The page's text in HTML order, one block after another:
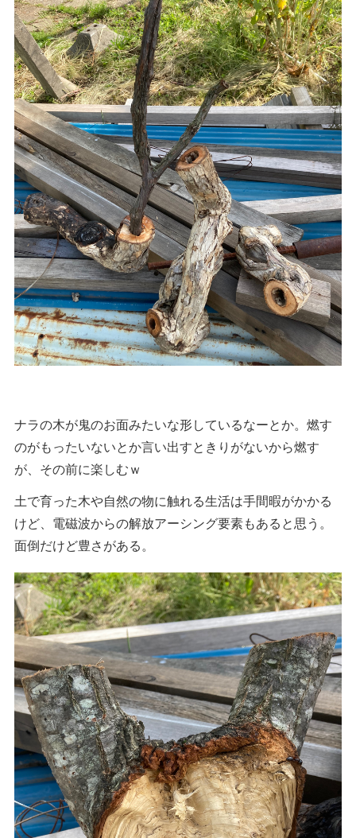
ナラの木が鬼のお面みたいな形しているなーとか。燃す
のがもったいないとか言い出すときりがないから燃す
が、その前に楽しむｗ
土で育った木や自然の物に触れる生活は手間暇がかかる
けど、電磁波からの解放アーシング要素もあると思う。
面倒だけど豊さがある。